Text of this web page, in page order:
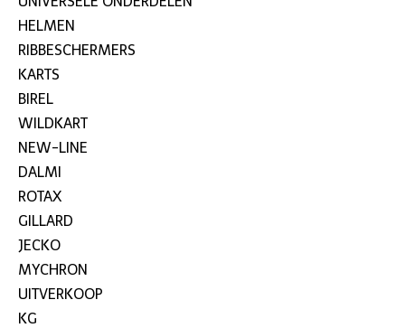
HELMEN
RIBBESCHERMERS
KARTS
BIREL
WILDKART
NEW-LINE
DALMI
ROTAX
GILLARD
JECKO
MYCHRON
UITVERKOOP
KG